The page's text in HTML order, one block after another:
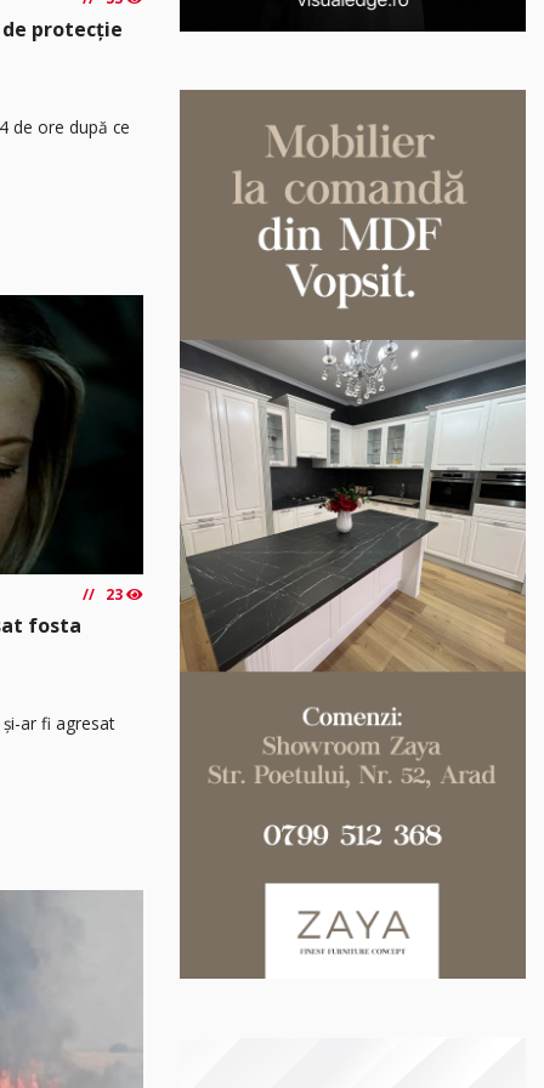
protecție
de ore după ce
23
fosta
ar fi agresat